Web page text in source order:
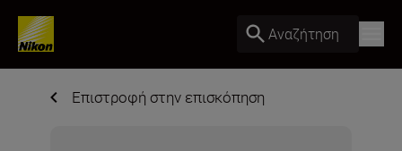
Αναζήτηση
Επιστροφή στην επισκόπηση